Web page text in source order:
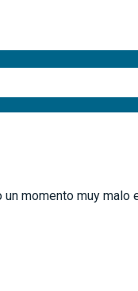
momento muy malo